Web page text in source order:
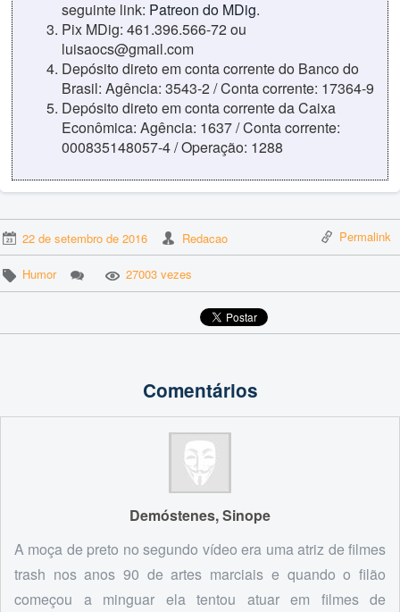
seguinte link: Patreon do MDig.
Pix MDig: 461.396.566-72 ou
luisaocs@gmail.com
Depósito direto em conta corrente do Banco do
Brasil: Agência: 3543-2 / Conta corrente: 17364-9
Depósito direto em conta corrente da Caixa
Econômica: Agência: 1637 / Conta corrente:
000835148057-4 / Operação: 1288
22 de setembro de 2016 Redacao Permalink
Humor 27003 vezes
Comentários
Demóstenes, Sinope
A moça de preto no segundo vídeo era uma atriz de filmes
trash nos anos 90 de artes marciais e quando o filão
começou a minguar ela tentou atuar em filmes de